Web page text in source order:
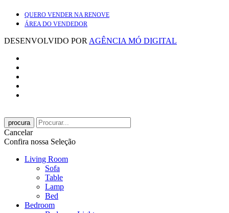
QUERO VENDER NA RENOVE
ÁREA DO VENDEDOR
DESENVOLVIDO POR AGÊNCIA MÓ DIGITAL
procura
Cancelar
Confira nossa Seleção
Living Room
Sofa
Table
Lamp
Bed
Bedroom